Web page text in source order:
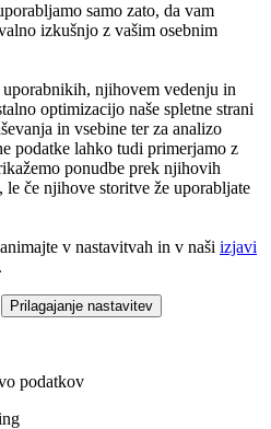
samo zato, da vam
izkušnjo z vašim osebnim
njihovem vedenju in
optimizacijo naše spletne strani
in vsebine ter za analizo
podatke lahko tudi primerjamo z
ponudbe prek njihovih
če njihove storitve že uporabljate
v nastavitvah in v naši izjavi
Prilagajanje nastavitev
podatkov